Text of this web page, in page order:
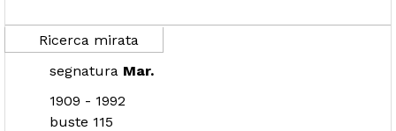
Ricerca mirata
segnatura Mar.
1909 - 1992
buste 115